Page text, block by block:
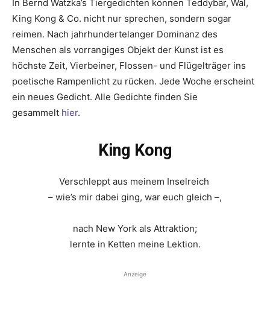
In Bernd Watzka’s Tiergedichten können Teddybär, Wal,
King Kong & Co. nicht nur sprechen, sondern sogar
reimen. Nach jahrhundertelanger Dominanz des
Menschen als vorrangiges Objekt der Kunst ist es
höchste Zeit, Vierbeiner, Flossen- und Flügelträger ins
poetische Rampenlicht zu rücken. Jede Woche erscheint
ein neues Gedicht. Alle Gedichte finden Sie
gesammelt hier.
King Kong
Verschleppt aus meinem Inselreich
– wie’s mir dabei ging, war euch gleich –,
nach New York als Attraktion;
lernte in Ketten meine Lektion.
Anzeige